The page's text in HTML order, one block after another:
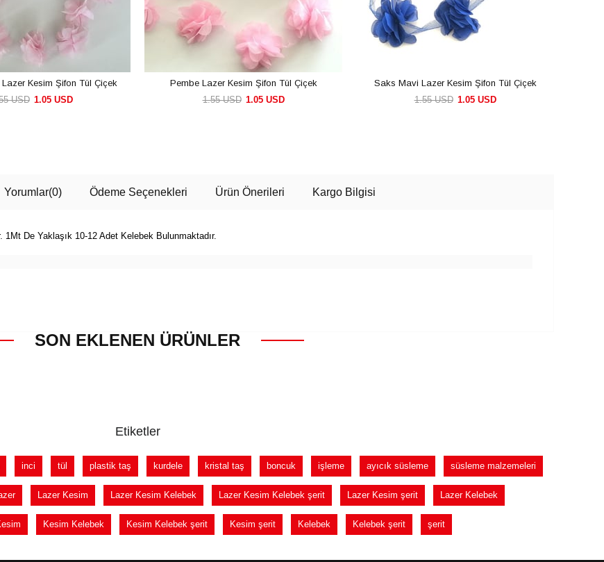
Kesim Şifon Tül Çiçek
1.05 USD
USD
Pembe Lazer Kesim Şifon Tül Çiçek
1.05 USD
1.55 USD
Saks Mavi Lazer Kesim Şifon Tül Çiçek
1.05 USD
1.55 USD
Yorumlar(0) Ödeme Seçenekleri Ürün Önerileri Kargo Bilgisi
De Yaklaşık 10-12 Adet Kelebek Bulunmaktadır.
SON EKLENEN ÜRÜNLER
Etiketler
inci tül plastik taş kurdele kristal taş boncuk işleme ayıcık süsleme süsleme malzemeleri
Lazer Kesim Lazer Kesim Kelebek Lazer Kesim Kelebek şerit Lazer Kesim şerit Lazer Kelebek
Kesim Kelebek Kesim Kelebek şerit Kesim şerit Kelebek Kelebek şerit şerit